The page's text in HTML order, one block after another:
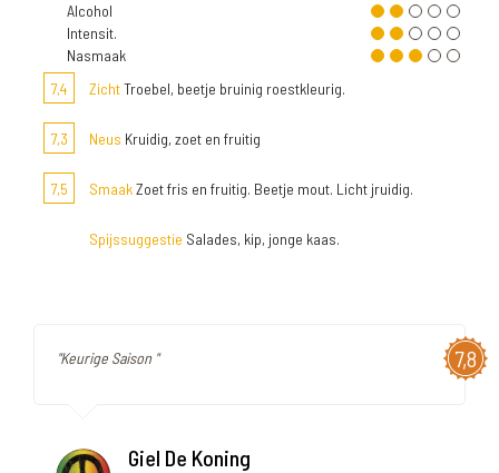
Alcohol
Intensit.
Nasmaak
7,4
ZichtTroebel, beetje bruinig roestkleurig.
7,3 Neus Kruidig, zoet en fruitig
7,5 SmaakZoet fris en fruitig. Beetje mout. Licht jruidig.
Spijssuggestie Salades, kip, jonge kaas.
7,8
"Keurige Saison "
Giel De Koning